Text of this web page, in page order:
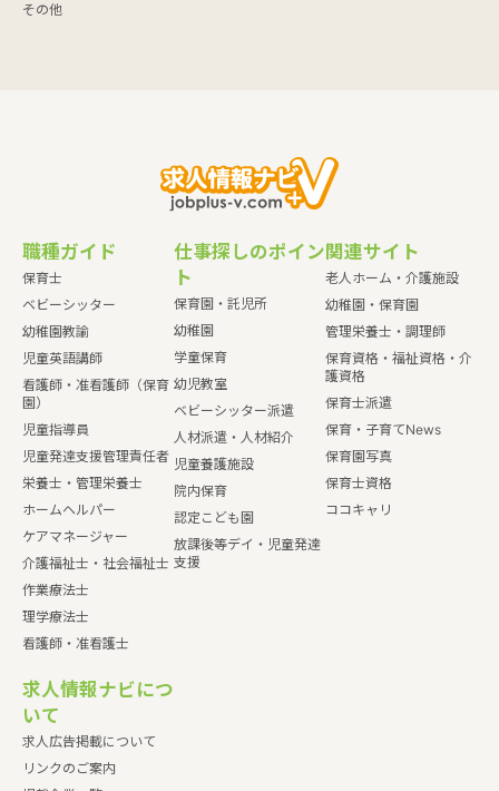
その他
職種ガイド
保育士
ベビーシッター
幼稚園教諭
児童英語講師
看護師・准看護師（保育
園）
児童指導員
児童発達支援管理責任者
栄養士・管理栄養士
ホームヘルパー
ケアマネージャー
介護福祉士・社会福祉士
作業療法士
理学療法士
看護師・准看護士
仕事探しのポイン
ト
保育園・託児所
幼稚園
学童保育
幼児教室
ベビーシッター派遣
人材派遣・人材紹介
児童養護施設
院内保育
認定こども園
放課後等デイ・児童発達
支援
関連サイト
老人ホーム・介護施設
幼稚園・保育園
管理栄養士・調理師
保育資格・福祉資格・介
護資格
保育士派遣
保育・子育てNews
保育園写真
保育士資格
ココキャリ
求人情報ナビにつ
いて
求人広告掲載について
リンクのご案内